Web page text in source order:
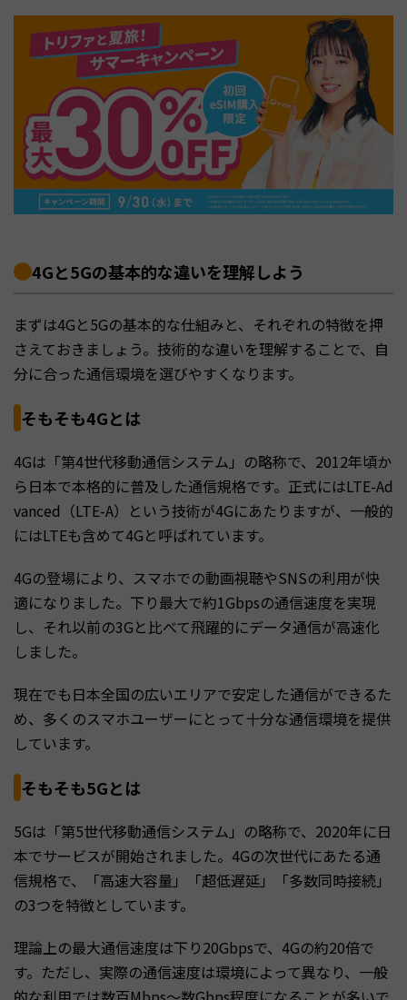
4Gと5Gの基本的な違いを理解しよう
まずは4Gと5Gの基本的な仕組みと、それぞれの特徴を押
さえておきましょう。技術的な違いを理解することで、自
分に合った通信環境を選びやすくなります。
そもそも4Gとは
4Gは「第4世代移動通信システム」の略称で、2012年頃か
ら日本で本格的に普及した通信規格です。正式にはLTE-Ad
vanced（LTE-A）という技術が4Gにあたりますが、一般的
にはLTEも含めて4Gと呼ばれています。
4Gの登場により、スマホでの動画視聴やSNSの利用が快
適になりました。下り最大で約1Gbpsの通信速度を実現
し、それ以前の3Gと比べて飛躍的にデータ通信が高速化
しました。
現在でも日本全国の広いエリアで安定した通信ができるた
め、多くのスマホユーザーにとって十分な通信環境を提供
しています。
そもそも5Gとは
5Gは「第5世代移動通信システム」の略称で、2020年に日
本でサービスが開始されました。4Gの次世代にあたる通
信規格で、「高速大容量」「超低遅延」「多数同時接続」
の3つを特徴としています。
理論上の最大通信速度は下り20Gbpsで、4Gの約20倍で
す。ただし、実際の通信速度は環境によって異なり、一般